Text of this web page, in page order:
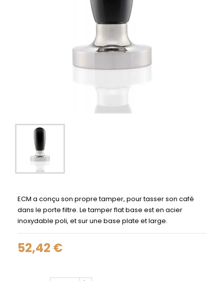
ECM a conçu son propre tamper, pour tasser son café
dans le porte filtre. Le tamper flat base est en acier
inoxydable poli, et sur une base plate et large.
52,42 €